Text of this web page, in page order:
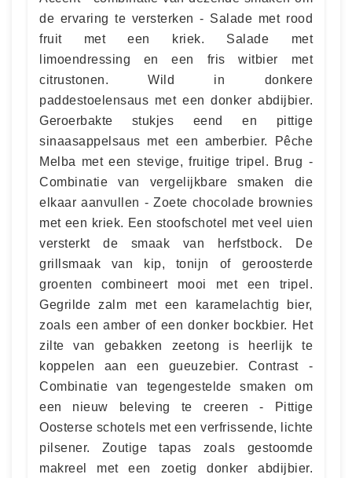
de ervaring te versterken - Salade met rood
fruit met een kriek. Salade met
limoendressing en een fris witbier met
citrustonen. Wild in donkere
paddestoelensaus met een donker abdijbier.
Geroerbakte stukjes eend en pittige
sinaasappelsaus met een amberbier. Pêche
Melba met een stevige, fruitige tripel. Brug -
Combinatie van vergelijkbare smaken die
elkaar aanvullen - Zoete chocolade brownies
met een kriek. Een stoofschotel met veel uien
versterkt de smaak van herfstbock. De
grillsmaak van kip, tonijn of geroosterde
groenten combineert mooi met een tripel.
Gegrilde zalm met een karamelachtig bier,
zoals een amber of een donker bockbier. Het
zilte van gebakken zeetong is heerlijk te
koppelen aan een gueuzebier. Contrast -
Combinatie van tegengestelde smaken om
een nieuw beleving te creeren - Pittige
Oosterse schotels met een verfrissende, lichte
pilsener. Zoutige tapas zoals gestoomde
makreel met een zoetig donker abdijbier.